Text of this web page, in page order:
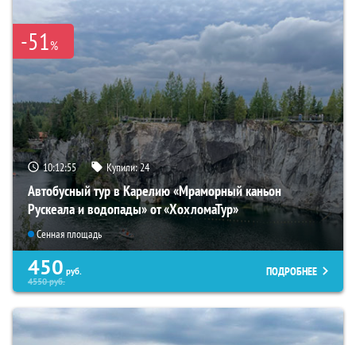
-51%
10:12:54 Купили:24
Автобусный тур в Карелию «Мраморный каньон
Рускеала и водопады» от «ХохломаТур»
Сенная площадь
450 руб.
4550руб.
ПОДРОБНЕЕ